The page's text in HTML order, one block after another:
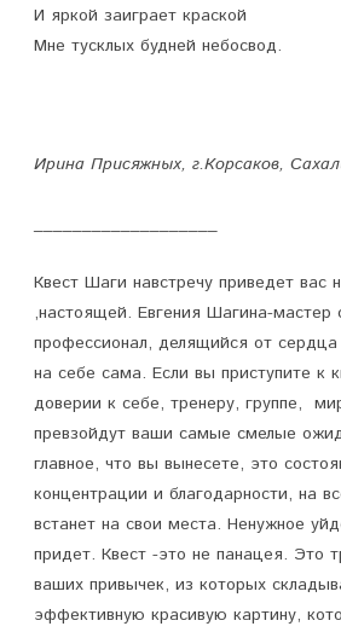
И яркой заиграет краской
Мне тусклых будней небосвод.
Ирина Присяжных, г.Корсаков,
Квест Шаги навстречу приведет вас
,настоящей. Евгения Шагина-мастер
профессионал, делящийся от
на себе сама. Если вы приступите к
доверии к себе, тренеру, группе,
превзойдут ваши самые смелые
главное, что вы вынесете, это
концентрации и благодарности, на
встанет на свои места. Ненужное
придет. Квест -это не панацея. Это
ваших привычек, из которых
эффективную красивую картину,